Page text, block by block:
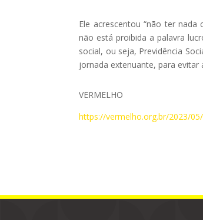
Ele acrescentou “não ter
não está proibida a palavra
social, ou seja, Previdência
jornada extenuante, para evitar
VERMELHO
https://vermelho.org.br/2023/